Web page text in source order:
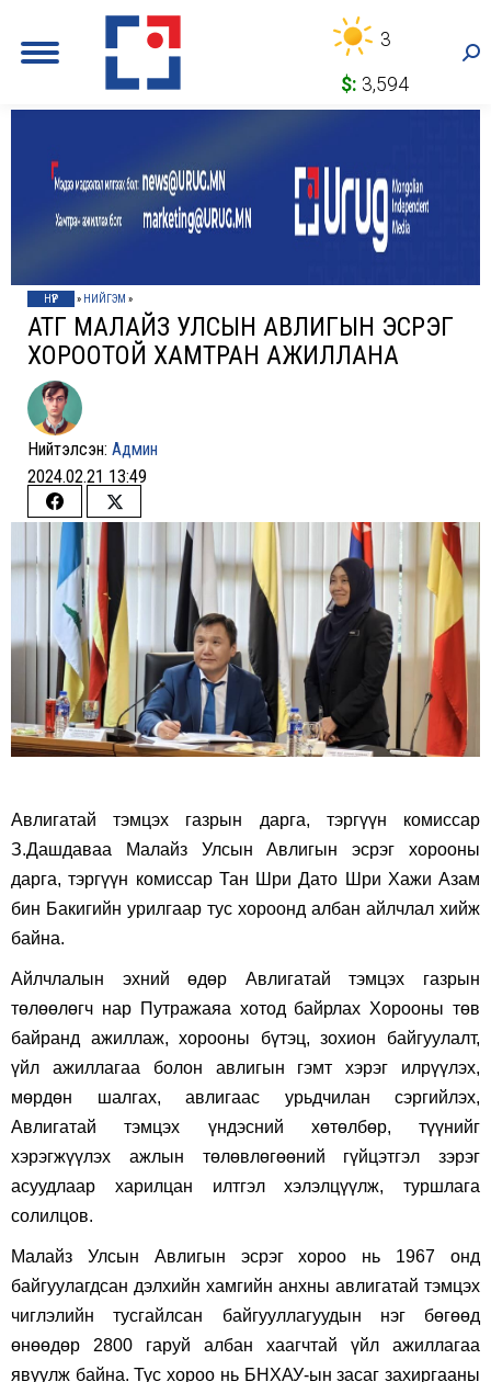
3
$: 3,594
НҮҮР » НИЙГЭМ »
АТГ МАЛАЙЗ УЛСЫН АВЛИГЫН ЭСРЭГ
ХОРООТОЙ ХАМТРАН АЖИЛЛАНА
Нийтэлсэн: Админ
2024.02.21 13:49
Share
on
Facebook
Share
on
Twitter
Авлигатай тэмцэх газрын дарга, тэргүүн комиссар
З.Дашдаваа Малайз Улсын Авлигын эсрэг хорооны
дарга, тэргүүн комиссар Тан Шри Дато Шри Хажи Азам
бин Бакигийн урилгаар тус хороонд албан айлчлал хийж
байна.
Айлчлалын эхний өдөр Авлигатай тэмцэх газрын
төлөөлөгч нар Путражаяа хотод байрлах Хорооны төв
байранд ажиллаж, хорооны бүтэц, зохион байгуулалт,
үйл ажиллагаа болон авлигын гэмт хэрэг илрүүлэх,
мөрдөн шалгах, авлигаас урьдчилан сэргийлэх,
Авлигатай тэмцэх үндэсний хөтөлбөр, түүнийг
хэрэгжүүлэх ажлын төлөвлөгөөний гүйцэтгэл зэрэг
асуудлаар харилцан илтгэл хэлэлцүүлж, туршлага
солилцов.
Малайз Улсын Авлигын эсрэг хороо нь 1967 онд
байгуулагдсан дэлхийн хамгийн анхны авлигатай тэмцэх
чиглэлийн тусгайлсан байгууллагуудын нэг бөгөөд
өнөөдөр 2800 гаруй албан хаагчтай үйл ажиллагаа
явуулж байна. Тус хороо нь БНХАУ-ын засаг захиргааны